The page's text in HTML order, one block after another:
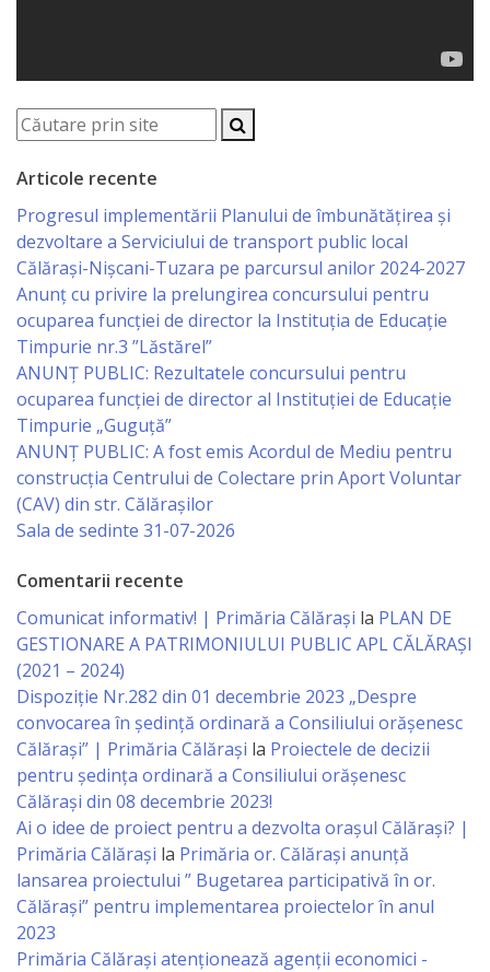
Comerţ
Specialist
în
Problemele
Tineretului
şi
Sportului
Specialist
pentru
Planificare,
Economist
Primar
Viceprimarii
Specialist
Relații
cu
Publicul,
Operator
CISC
Organigrama
Articole recente
Progresul implementării Planului de îmbunătățirea și
dezvoltare a Serviciului de transport public local
Călărași-Nișcani-Tuzara pe parcursul anilor 2024-2027
Anunț cu privire la prelungirea concursului pentru
ocuparea funcţiei de director la Instituția de Educație
Timpurie nr.3 ”Lăstărel”
ANUNȚ PUBLIC: Rezultatele concursului pentru
ocuparea funcției de director al Instituției de Educație
Timpurie „Guguță”
ANUNȚ PUBLIC: A fost emis Acordul de Mediu pentru
construcția Centrului de Colectare prin Aport Voluntar
(CAV) din str. Călărașilor
Sala de sedinte 31-07-2026
Comentarii recente
Comunicat informativ! | Primăria Călărași la PLAN DE
GESTIONARE A PATRIMONIULUI PUBLIC APL CĂLĂRAȘI
(2021 – 2024)
Dispoziție Nr.282 din 01 decembrie 2023 „Despre
convocarea în ședință ordinară a Consiliului orășenesc
Călărași” | Primăria Călărași la Proiectele de decizii
pentru ședința ordinară a Consiliului orășenesc
Călărași din 08 decembrie 2023!
Ai o idee de proiect pentru a dezvolta orașul Călărași? |
Primăria Călărași la Primăria or. Călărași anunță
lansarea proiectului ” Bugetarea participativă în or.
Călărași” pentru implementarea proiectelor în anul
2023
Primăria Călăraşi atenţionează agenţii economici -